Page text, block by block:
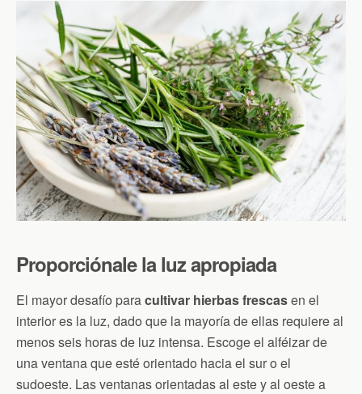
Proporciónale la luz apropiada
El mayor desafío paracultivar hierbas frescasen el
interior es la luz, dado que la mayoría de ellas requiere al
menos seis horas de luz intensa. Escoge el alféizar de
una ventana que esté orientado hacia el sur o el
sudoeste. Las ventanas orientadas al este y al oeste a